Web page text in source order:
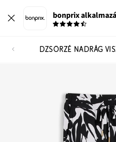
bonprix
DZSÖRZÉ NADRÁG